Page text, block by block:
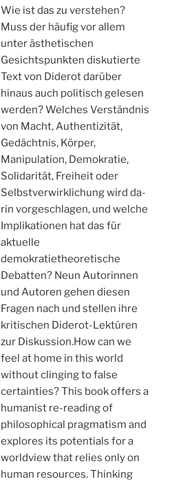
Wie ist das zu verstehen?
Muss der häufig vor allem
unter ästhetischen
Gesichtspunkten diskutierte
Text von Diderot darüber
hinaus auch politisch gelesen
werden? Welches Verständnis
von Macht, Authentizität,
Gedächtnis, Körper,
Manipulation, Demokratie,
Solidarität, Freiheit oder
Selbstverwirklichung wird da­
rin vorgeschlagen, und welche
Implikationen hat das für
aktuelle
demokratietheoretische
Debatten? Neun Autorinnen
und Autoren gehen diesen
Fragen nach und stellen ihre
kritischen Diderot-­Lektüren
zur Diskussion.How can we
feel at home in this world
without clinging to false
certainties? This book offers a
humanist re-reading of
philosophical pragmatism and
explores its potentials for a
worldview that relies only on
human resources. Thinking